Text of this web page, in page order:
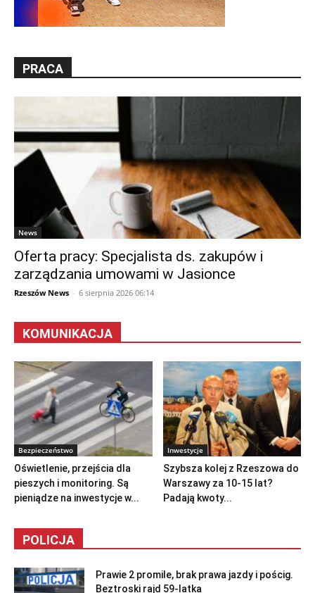
PRACA
News
Oferta pracy: Specjalista ds. zakupów i
zarządzania umowami w Jasionce
Rzeszów News - 6 sierpnia 2026 06:14
KOMUNIKACJA
Bezpieczeństwo
Oświetlenie, przejścia dla
pieszych i monitoring. Są
pieniądze na inwestycje w...
Inwestycje
Szybsza kolej z Rzeszowa do
Warszawy za 10-15 lat?
Padają kwoty...
POLICJA
Prawie 2 promile, brak prawa jazdy i pościg.
Beztroski rajd 59-latka